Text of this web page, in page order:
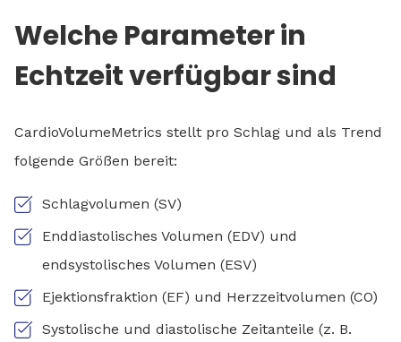
Welche Parameter in
Echtzeit verfügbar sind
CardioVolumeMetrics stellt pro Schlag und als Trend
folgende Größen bereit:
Schlagvolumen (SV)
Enddiastolisches Volumen (EDV) und
endsystolisches Volumen (ESV)
Ejektionsfraktion (EF) und Herzzeitvolumen (CO)
Systolische und diastolische Zeitanteile (z. B.